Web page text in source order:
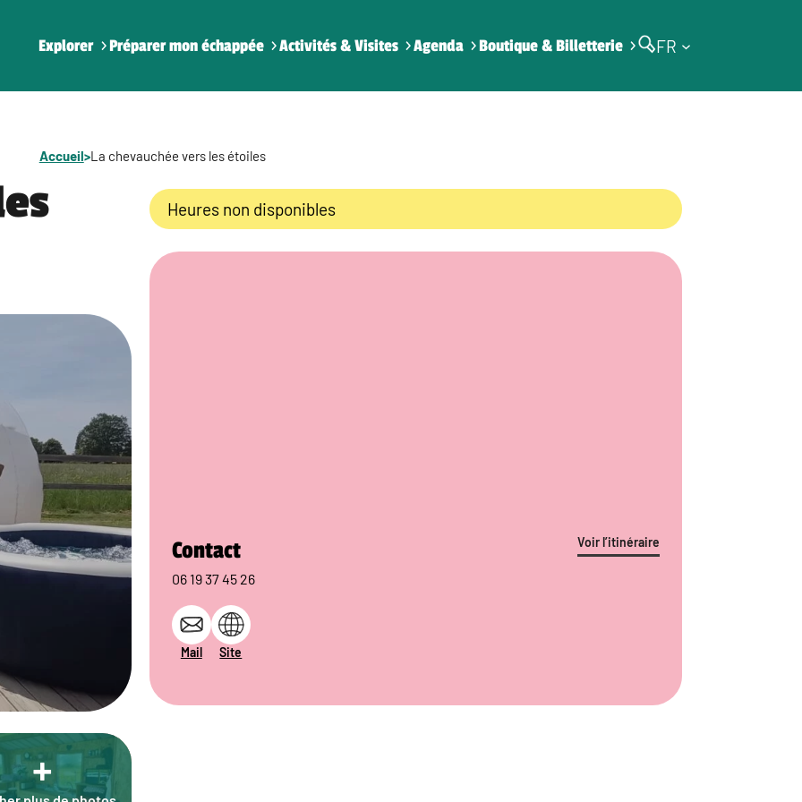
Explorer Préparer mon échappée Activités & Visites Agenda Boutique & Billetterie FR
Accueil>La chevauchée vers les étoiles
+
Heures non disponibles
Voir l’itinéraire
Contact
06 19 37 45 26
Mail Site